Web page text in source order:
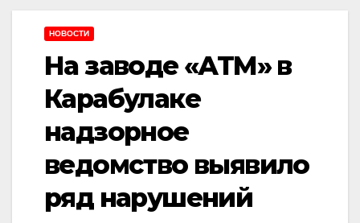
НОВОСТИ
На заводе «АТМ» в
Карабулаке
надзорное
ведомство выявило
ряд нарушений